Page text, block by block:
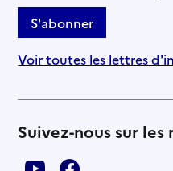
S'abonner
Voir toutes les lettres
Suivez-nous sur les